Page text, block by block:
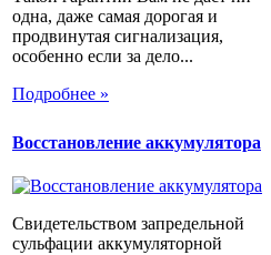
одна, даже самая дорогая и
продвинутая сигнализация,
особенно если за дело...
Подробнее »
Восстановление аккумулятора
Свидетельством запредельной
сульфации аккумуляторной